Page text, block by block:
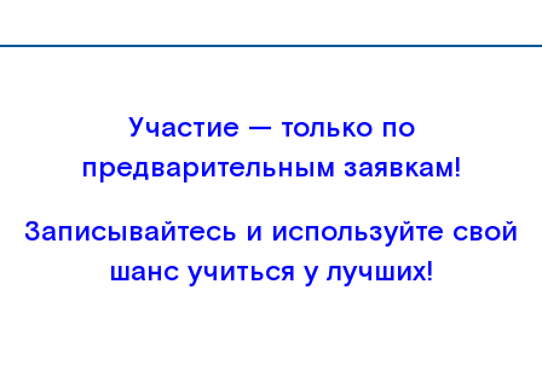
Участие — только по
предварительным заявкам!
Записывайтесь и используйте свой
шанс учиться у лучших!